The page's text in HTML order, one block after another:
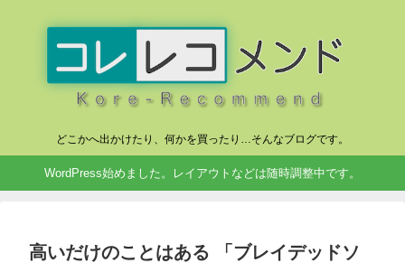
どこかへ出かけたり、何かを買ったり…そんなブログです。
WordPress始めました。レイアウトなどは随時調整中です。
高いだけのことはある 「ブレイデッドソ